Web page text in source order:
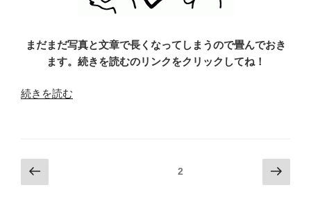
まだまだ写真と文章で長くなってしまうので畳んでおき
ます。続きを読むのリンクをクリックしてね！
“機
存
率
続きを読む
投
稿
前
の
固定ページ2
次
の